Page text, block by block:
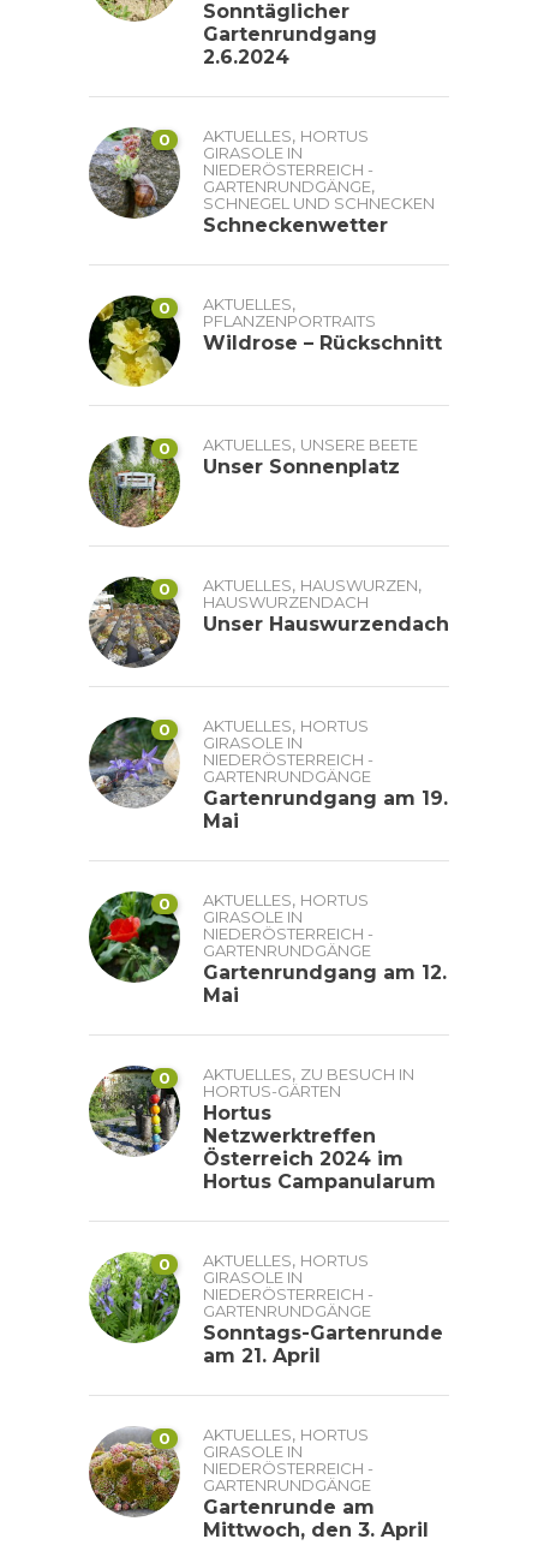
Sonntäglicher
Gartenrundgang
2.6.2024
0 AKTUELLES, HORTUS
GIRASOLE IN
NIEDERÖSTERREICH -
GARTENRUNDGÄNGE,
SCHNEGEL UND SCHNECKEN
Schneckenwetter
0 AKTUELLES,
PFLANZENPORTRAITS
Wildrose – Rückschnitt
0 AKTUELLES, UNSERE BEETE
Unser Sonnenplatz
0 AKTUELLES, HAUSWURZEN,
HAUSWURZENDACH
Unser Hauswurzendach
0 AKTUELLES, HORTUS
GIRASOLE IN
NIEDERÖSTERREICH -
GARTENRUNDGÄNGE
Gartenrundgang am 19.
Mai
0 AKTUELLES, HORTUS
GIRASOLE IN
NIEDERÖSTERREICH -
GARTENRUNDGÄNGE
Gartenrundgang am 12.
Mai
0 AKTUELLES, ZU BESUCH IN
HORTUS-GÄRTEN
Hortus
Netzwerktreffen
Österreich 2024 im
Hortus Campanularum
0 AKTUELLES, HORTUS
GIRASOLE IN
NIEDERÖSTERREICH -
GARTENRUNDGÄNGE
Sonntags-Gartenrunde
am 21. April
0 AKTUELLES, HORTUS
GIRASOLE IN
NIEDERÖSTERREICH -
GARTENRUNDGÄNGE
Gartenrunde am
Mittwoch, den 3. April